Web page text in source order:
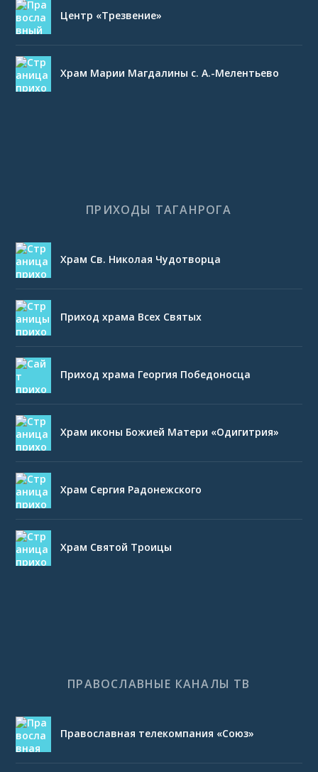
Центр «Трезвение»
Храм Марии Магдалины с. А.-Мелентьево
ПРИХОДЫ ТАГАНРОГА
Храм Св. Николая Чудотворца
Приход храма Всех Святых
Приход храма Георгия Победоносца
Храм иконы Божией Матери «Одигитрия»
Храм Сергия Радонежского
Храм Святой Троицы
ПРАВОСЛАВНЫЕ КАНАЛЫ ТВ
Православная телекомпания «Союз»